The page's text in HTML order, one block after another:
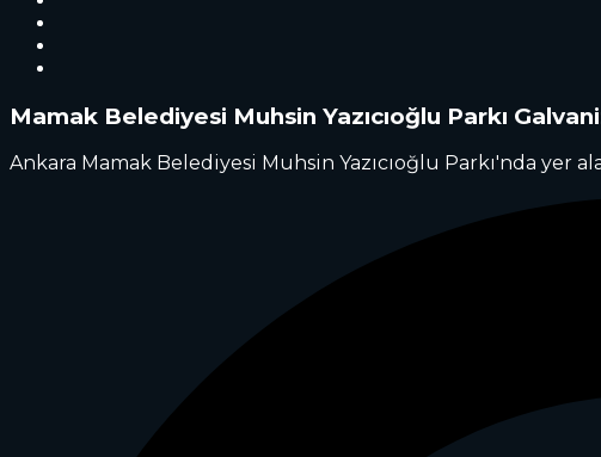
Mamak Belediyesi Muhsin Yazıcıoğlu Parkı
Ankara Mamak Belediyesi Muhsin Yazıcıoğlu Parkı'nda